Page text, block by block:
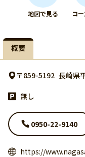
地図で見る コ
概要
〒859-5192 長崎県
無し
0950-22-9140
https://